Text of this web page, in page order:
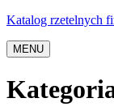
Katalog rzetelnych
MENU